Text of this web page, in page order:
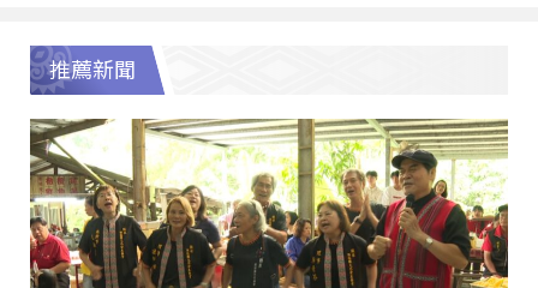
推薦新聞